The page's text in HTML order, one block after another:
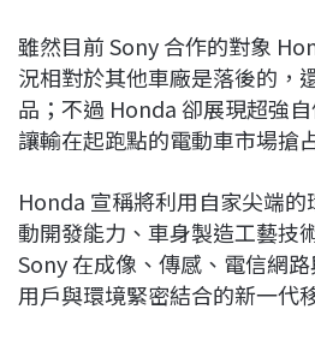
雖然目前 Sony 合作的對象
況相對於其他車廠是落後的，
品；不過 Honda 卻展現超強
讓輸在起跑點的電動車市場搶
Honda 宣稱將利用自家尖端
動開發能力、車身製造工藝技
Sony 在成像、傳感、電信網
用戶與環境緊密結合的新一代